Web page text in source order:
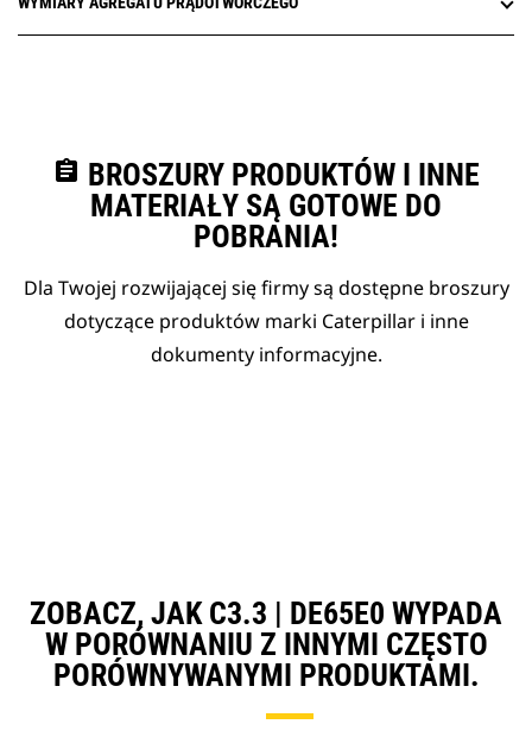
assignment BROSZURY PRODUKTÓW I INNE
MATERIAŁY SĄ GOTOWE DO
POBRANIA!
Dla Twojej rozwijającej się firmy są dostępne broszury
dotyczące produktów marki Caterpillar i inne
dokumenty informacyjne.
ZOBACZ, JAK C3.3 | DE65E0 WYPADA
W PORÓWNANIU Z INNYMI CZĘSTO
PORÓWNYWANYMI PRODUKTAMI.